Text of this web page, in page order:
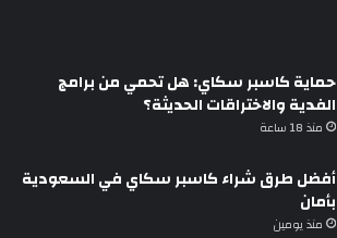
حماية كاسبر سكاي: هل تحمي من برامج
الفدية والاختراقات الحديثة؟
منذ 18 ساعة
أفضل طرق شراء كاسبر سكاي في السعودية
بأمان
منذ يومين